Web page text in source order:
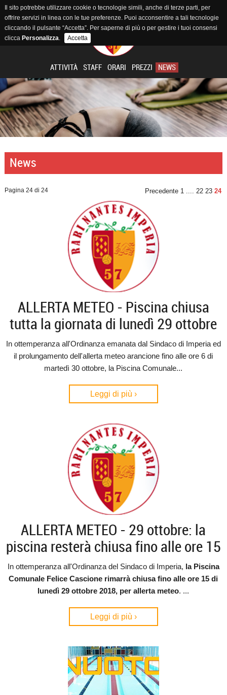
ATTIVITÀ STAFF ORARI PREZZI NEWS
News
Pagina 24 di 24 Precedente 1 .... 22 23 24
ALLERTA METEO - Piscina chiusa
tutta la giornata di lunedì 29 ottobre
In ottemperanza all'Ordinanza emanata dal Sindaco di Imperia ed
il prolungamento dell'allerta meteo arancione fino alle ore 6 di
martedì 30 ottobre, la Piscina Comunale...
Leggi di più ›
ALLERTA METEO - 29 ottobre: la
piscina resterà chiusa fino alle ore 15
In ottemperanza all'Ordinanza del Sindaco di Imperia, la Piscina
Comunale Felice Cascione rimarrà chiusa fino alle ore 15 di
lunedì 29 ottobre 2018, per allerta meteo. ...
Leggi di più ›
Il sito potrebbe utilizzare cookie o tecnologie simili, anche di terze parti, per
offrire servizi in linea con le tue preferenze. Puoi acconsentire a tali tecnologie
cliccando il pulsante “Accetta”. Per saperne di più o per gestire i tuoi consensi
clicca Personalizza. Accetta